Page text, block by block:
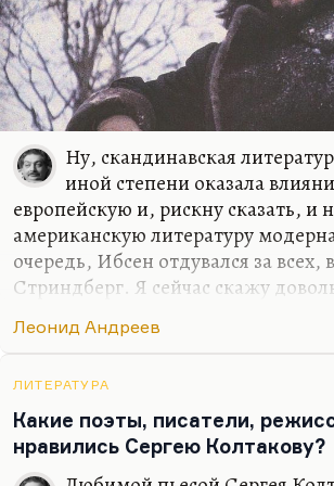
Ну, скандинавская
иной степени оказала
европейскую и, рискну сказать, и
американскую литературу
очередь, Ибсен отдувался за всех,
Стриндберг. Я сейчас скажу
меня всякие громы, вещь, но дело в
культура, близко граничащая с
стихиями, с горами, с лавинами,
определению очень вот
заметил когда-то Гребенщиков:
Леонид Андреев
ЛИТЕРАТУРА
Какие поэты, писатели,
нравились Сергею Колтакову?